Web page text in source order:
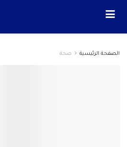
الصفحة الرئيسية صحة